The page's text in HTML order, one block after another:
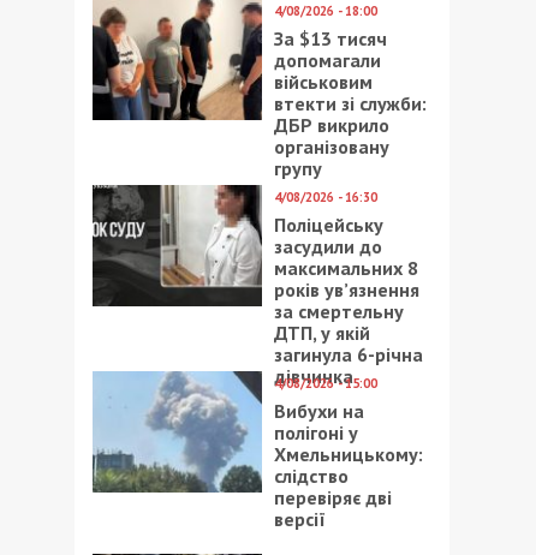
4/08/2026 - 18:00
За $13 тисяч
допомагали
військовим
втекти зі служби:
ДБР викрило
організовану
групу
4/08/2026 - 16:30
Поліцейську
засудили до
максимальних 8
років ув’язнення
за смертельну
ДТП, у якій
загинула 6-річна
дівчинка
4/08/2026 - 15:00
Вибухи на
полігоні у
Хмельницькому:
слідство
перевіряє дві
версії